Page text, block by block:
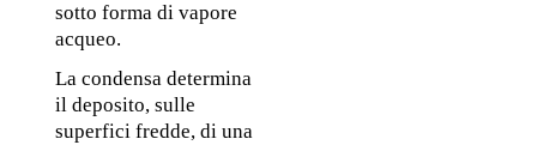
sotto forma di vapore
acqueo.
La condensa determina
il deposito, sulle
superfici fredde, di una